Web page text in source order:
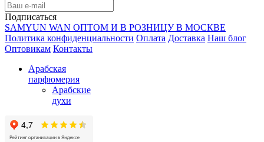
Подписаться
SAMYUN WAN ОПТОМ И В РОЗНИЦУ В МОСКВЕ
Политика конфиденциальности Оплата Доставка Наш блог
Оптовикам Контакты
Арабская
парфюмерия
Арабские
духи